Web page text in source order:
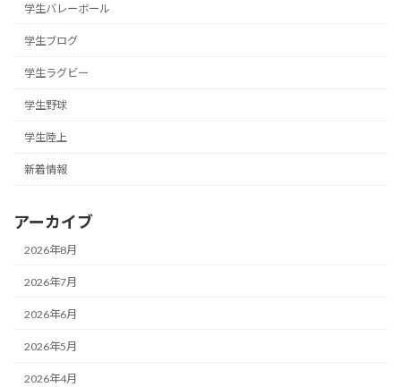
学生バレーボール
学生ブログ
学生ラグビー
学生野球
学生陸上
新着情報
アーカイブ
2026年8月
2026年7月
2026年6月
2026年5月
2026年4月